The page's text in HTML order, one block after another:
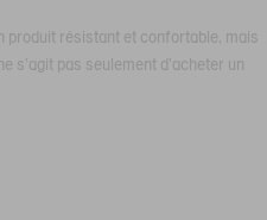
produit résistant et confortable, mais
s'agit pas seulement d'acheter un